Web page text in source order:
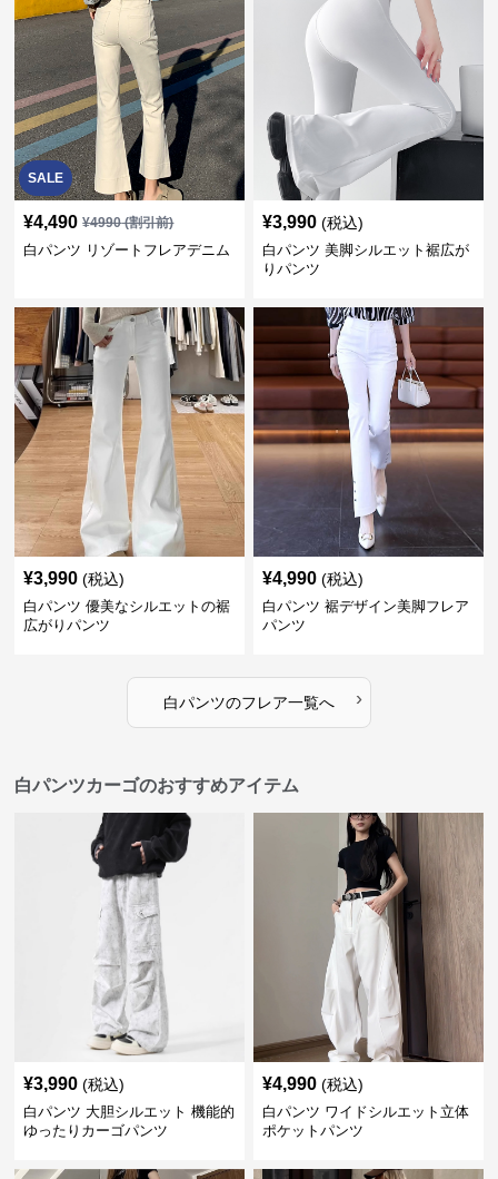
SALE
¥4,490 ¥4990(割引前)
白パンツ リゾートフレアデニム
¥3,990 (税込)
白パンツ 美脚シルエット裾広が
りパンツ
¥3,990 (税込)
白パンツ 優美なシルエットの裾
広がりパンツ
¥4,990 (税込)
白パンツ 裾デザイン美脚フレア
パンツ
白パンツのフレア一覧へ ›
白パンツカーゴのおすすめアイテム
¥3,990 (税込)
白パンツ 大胆シルエット 機能的
ゆったりカーゴパンツ
¥4,990 (税込)
白パンツ ワイドシルエット立体
ポケットパンツ